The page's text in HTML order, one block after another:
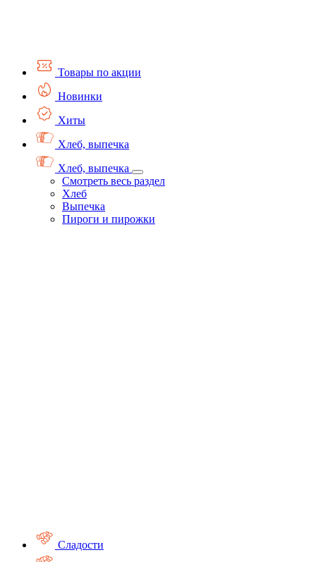
Товары по акции
Новинки
Хиты
Хлеб, выпечка
Хлеб, выпечка
Смотреть весь раздел
Хлеб
Выпечка
Пироги и пирожки
Сладости